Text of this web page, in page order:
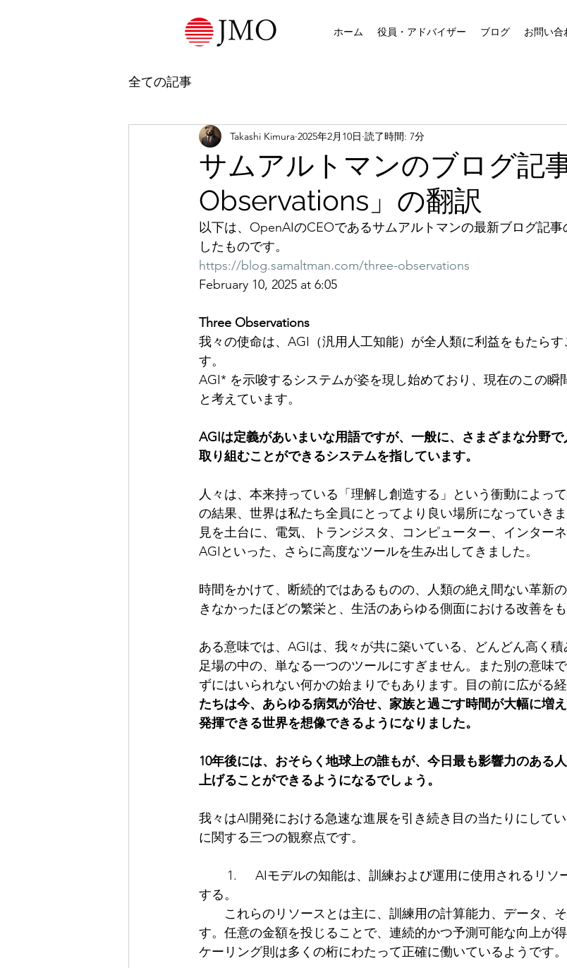
ホーム 役員・アドバイザー ブログ お問い合
全ての記事
サムアルトマンのブログ記
Observations」の翻訳
Takashi Kimura 2025年2月10日 読了時間: 7分
以下は、OpenAIのCEOであるサムアルトマンの最新ブログ記
したものです。
https://blog.samaltman.com/three-observations
February 10, 2025 at 6:05
Three Observations
我々の使命は、AGI（汎用人工知能）が全人類に利益をもたら
す。
AGI* を示唆するシステムが姿を現し始めており、現在のこの瞬
と考えています。
AGIは定義があいまいな用語ですが、一般に、さまざまな分野
取り組むことができるシステムを指しています。
人々は、本来持っている「理解し創造する」という衝動によっ
の結果、世界は私たち全員にとってより良い場所になっていき
見を土台に、電気、トランジスタ、コンピューター、インター
AGIといった、さらに高度なツールを生み出してきました。
時間をかけて、断続的ではあるものの、人類の絶え間ない革新
きなかったほどの繁栄と、生活のあらゆる側面における改善をも
ある意味では、AGIは、我々が共に築いている、どんどん高く
足場の中の、単なる一つのツールにすぎません。また別の意味
ずにはいられない何かの始まりでもあります。目の前に広がる
たちは今、あらゆる病気が治せ、家族と過ごす時間が大幅に増
発揮できる世界を想像できるようになりました。
10年後には、おそらく地球上の誰もが、今日最も影響力のある
上げることができるようになるでしょう。
我々はAI開発における急速な進展を引き続き目の当たりにして
に関する三つの観察点です。
する。
これらのリソースとは主に、訓練用の計算能力、データ、
す。任意の金額を投じることで、連続的かつ予測可能な向上が
ケーリング則は多くの桁にわたって正確に働いているようです。